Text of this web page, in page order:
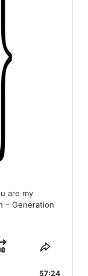
are my
– Generation
FORWARD
SHARE
57:24